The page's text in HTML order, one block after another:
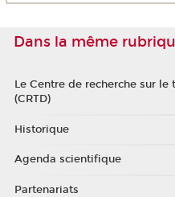
Dans la même
Le Centre de recherche sur
(CRTD)
Historique
Agenda scientifique
Partenariats